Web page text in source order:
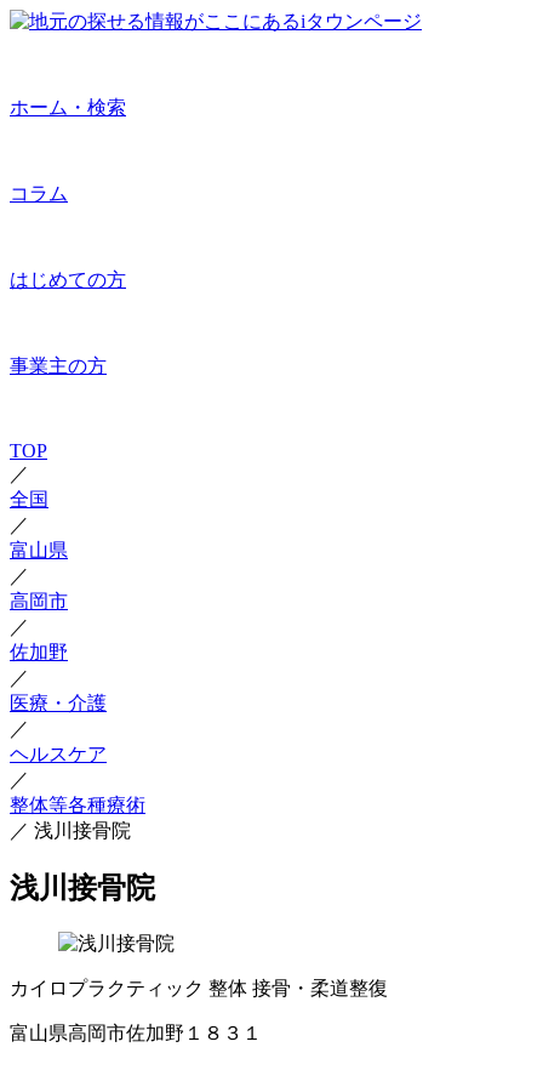
ホーム・検索
コラム
はじめての方
事業主の方
TOP
／
全国
／
富山県
／
高岡市
／
佐加野
／
医療・介護
／
ヘルスケア
／
整体等各種療術
／ 浅川接骨院
浅川接骨院
カイロプラクティック 整体 接骨・柔道整復
富山県高岡市佐加野１８３１